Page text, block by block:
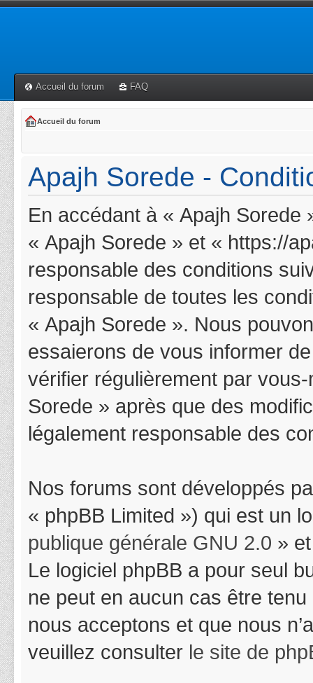
Accueil du forum FAQ
Accueil du forum
Apajh Sorede -
En accédant à « Apajh
« Apajh Sorede » et « https://
responsable des conditions
responsable de toutes les
« Apajh Sorede ». Nous
essaierons de vous informer
vérifier régulièrement par
Sorede » après que des
légalement responsable des
Nos forums sont développés
« phpBB Limited ») qui est un
publique générale GNU 2.0 »
Le logiciel phpBB a pour seul
ne peut en aucun cas être
nous acceptons et que nous
veuillez consulter le site de